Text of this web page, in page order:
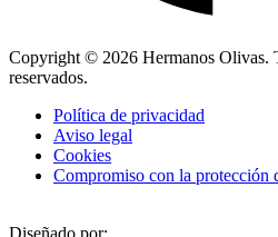
Copyright © 2026 Hermanos Olivas.
reservados.
Política de privacidad
Aviso legal
Cookies
Compromiso con la protección
Diseñado por: